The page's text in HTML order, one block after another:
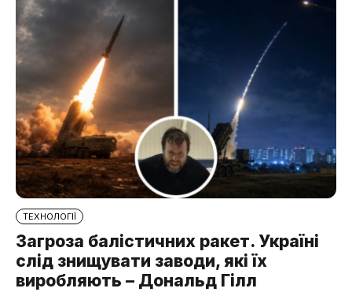
ТЕХНОЛОГІЇ
Загроза балістичних ракет. Україні
слід знищувати заводи, які їх
виробляють – Дональд Гілл